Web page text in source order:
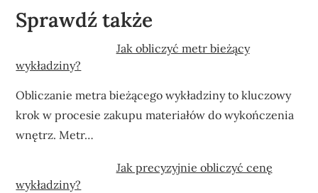
Sprawdź także
Jak obliczyć metr bieżący
wykładziny?
Obliczanie metra bieżącego wykładziny to kluczowy
krok w procesie zakupu materiałów do wykończenia
wnętrz. Metr…
Jak precyzyjnie obliczyć cenę
wykładziny?